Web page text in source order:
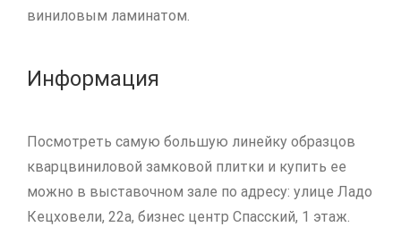
виниловым ламинатом.
Информация
Посмотреть самую большую линейку образцов
кварцвиниловой замковой плитки и купить ее
можно в выставочном зале по адресу: улице Ладо
Кецховели, 22а, бизнес центр Спасский, 1 этаж.